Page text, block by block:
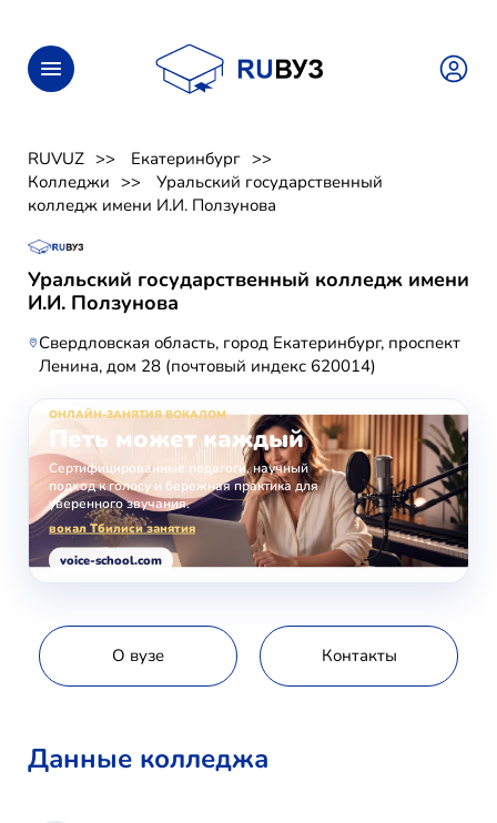
RUVUZ
Екатеринбург
Колледжи
Уральский государственный
колледж имени И.И. Ползунова
Уральский государственный колледж имени
И.И. Ползунова
Свердловская область, город Екатеринбург, проспект
Ленина, дом 28 (почтовый индекс 620014)
ОНЛАЙН-ЗАНЯТИЯ ВОКАЛОМ
Петь может каждый
Сертифицированные педагоги, научный
подход к голосу и бережная практика для
уверенного звучания.
вокал Тбилиси занятия
voice-school.com
О вузе Контакты
Данные колледжа